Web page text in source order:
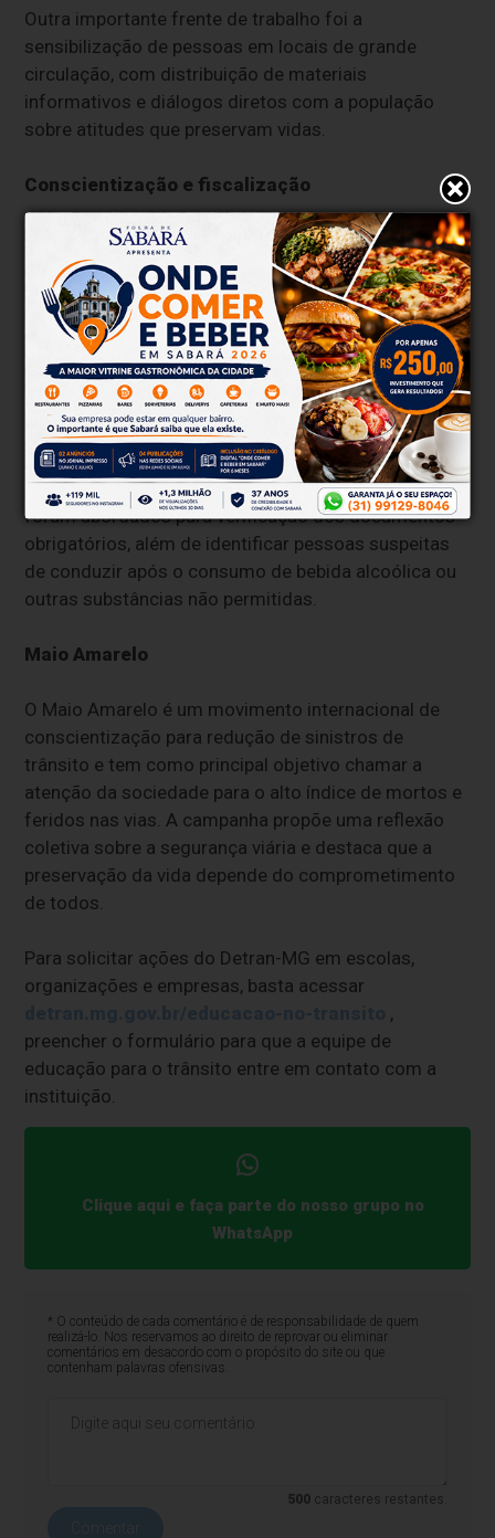
Outra importante frente de trabalho foi a
sensibilização de pessoas em locais de grande
circulação, com distribuição de materiais
informativos e diálogos diretos com a população
sobre atitudes que preservam vidas.
Conscientização e fiscalização
Para encerrar o mês de mobilização em prol da
segurança viária, o Detran-MG realizou atividades em
bares para conscientização sobre os riscos da
combinação álcool e direção, além de atividades em
escolas e espaços públicos.
Órgãos de trânsito e de segurança também se
mobilizaram em uma blitz integrada da Lei Seca em
pontos estratégicos da capital mineira e em rodovias
estaduais e federais. Durante a operação, motoristas
foram abordados para verificação dos documentos
obrigatórios, além de identificar pessoas suspeitas
de conduzir após o consumo de bebida alcoólica ou
outras substâncias não permitidas.
Maio Amarelo
O Maio Amarelo é um movimento internacional de
conscientização para redução de sinistros de
trânsito e tem como principal objetivo chamar a
atenção da sociedade para o alto índice de mortos e
feridos nas vias. A campanha propõe uma reflexão
coletiva sobre a segurança viária e destaca que a
preservação da vida depende do comprometimento
de todos.
Para solicitar ações do Detran-MG em escolas,
organizações e empresas, basta acessar
,
preencher o formulário para que a equipe de
educação para o trânsito entre em contato com a
instituição.
Clique aqui e faça parte do nosso grupo no
WhatsApp
* O conteúdo de cada comentário é de responsabilidade de quem
realizá-lo. Nos reservamos ao direito de reprovar ou eliminar
comentários em desacordo com o propósito do site ou que
contenham palavras ofensivas.
500 caracteres restantes.